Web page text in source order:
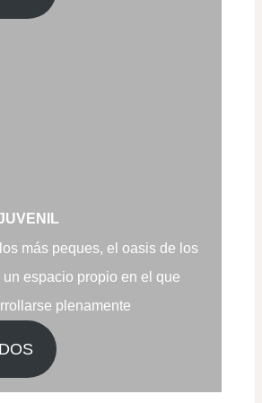
más peques, el oasis de los
espacio propio en el que
plenamente